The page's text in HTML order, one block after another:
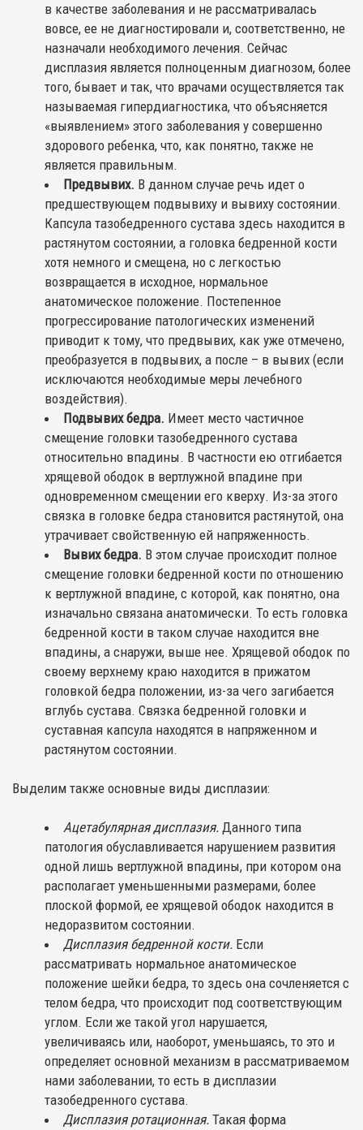
в качестве заболевания и не рассматривалась
вовсе, ее не диагностировали и, соответственно, не
назначали необходимого лечения. Сейчас
дисплазия является полноценным диагнозом, более
того, бывает и так, что врачами осуществляется так
называемая гипердиагностика, что объясняется
«выявлением» этого заболевания у совершенно
здорового ребенка, что, как понятно, также не
является правильным.
Предвывих. В данном случае речь идет о
предшествующем подвывиху и вывиху состоянии.
Капсула тазобедренного сустава здесь находится в
растянутом состоянии, а головка бедренной кости
хотя немного и смещена, но с легкостью
возвращается в исходное, нормальное
анатомическое положение. Постепенное
прогрессирование патологических изменений
приводит к тому, что предвывих, как уже отмечено,
преобразуется в подвывих, а после – в вывих (если
исключаются необходимые меры лечебного
воздействия).
Подвывих бедра. Имеет место частичное
смещение головки тазобедренного сустава
относительно впадины. В частности ею отгибается
хрящевой ободок в вертлужной впадине при
одновременном смещении его кверху. Из-за этого
связка в головке бедра становится растянутой, она
утрачивает свойственную ей напряженность.
Вывих бедра. В этом случае происходит полное
смещение головки бедренной кости по отношению
к вертлужной впадине, с которой, как понятно, она
изначально связана анатомически. То есть головка
бедренной кости в таком случае находится вне
впадины, а снаружи, выше нее. Хрящевой ободок по
своему верхнему краю находится в прижатом
головкой бедра положении, из-за чего загибается
вглубь сустава. Связка бедренной головки и
суставная капсула находятся в напряженном и
растянутом состоянии.
Выделим также основные виды дисплазии:
Ацетабулярная дисплазия. Данного типа
патология обуславливается нарушением развития
одной лишь вертлужной впадины, при котором она
располагает уменьшенными размерами, более
плоской формой, ее хрящевой ободок находится в
недоразвитом состоянии.
Дисплазия бедренной кости. Если
рассматривать нормальное анатомическое
положение шейки бедра, то здесь она сочленяется с
телом бедра, что происходит под соответствующим
углом. Если же такой угол нарушается,
увеличиваясь или, наоборот, уменьшаясь, то это и
определяет основной механизм в рассматриваемом
нами заболевании, то есть в дисплазии
тазобедренного сустава.
Дисплазия ротационная. Такая форма